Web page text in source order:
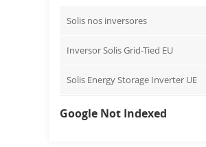
Solis nos inversores
Inversor Solis Grid-Tied EU
Solis Energy Storage Inverter UE
Google Not Indexed